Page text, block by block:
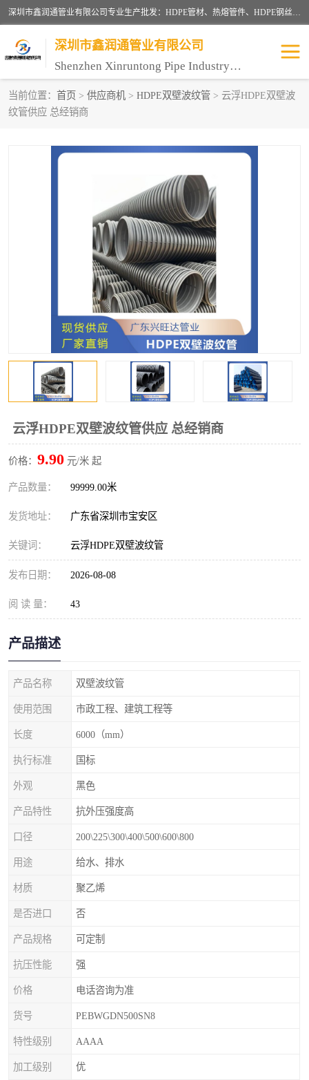
深圳市鑫润通管业有限公司专业生产批发：HDPE管材、热熔管件、HDPE钢丝骨架管、电熔管件、HDPE双壁波纹管、MPP电力管、井盖、PVC管材管件、PPR管材管件等；公司自创建以来，始终秉承“团结、务实、创新、守信”的服务宗旨，凭借专业的服务以及多年的勤奋拼搏，发展成为一家专业销售各种管材管件，绝缘电工套管及配件等系列产品的贸易公司。
深圳市鑫润通管业有限公司
Shenzhen Xinruntong Pipe Industry Co., Ltd
当前位置： 首页 > 供应商机 > HDPE双壁波纹管 > 云浮HDPE双壁波
纹管供应 总经销商
云浮HDPE双壁波纹管供应 总经销商
价格： 9.90 元/米 起
产品数量： 99999.00米
发货地址： 广东省深圳市宝安区
关键词： 云浮HDPE双壁波纹管
发布日期： 2026-08-08
阅 读 量： 43
产品描述
产品名称 双壁波纹管
使用范围 市政工程、建筑工程等
长度 6000（mm）
执行标准 国标
外观 黑色
产品特性 抗外压强度高
口径 200\225\300\400\500\600\800
用途 给水、排水
材质 聚乙烯
是否进口 否
产品规格 可定制
抗压性能 强
价格 电话咨询为准
货号 PEBWGDN500SN8
特性级别 AAAA
加工级别 优
HDPE管材给水管
HDPE双壁波纹管 HDPE电力通讯管
MPP电力通信管
联塑PPR管
联塑家装红蓝线管